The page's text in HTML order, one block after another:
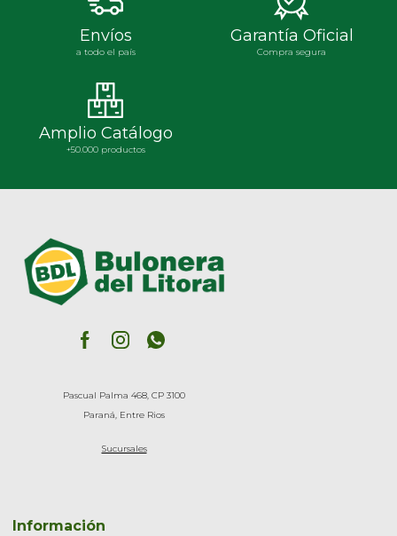
Envíos
a todo el país
Garantía Oficial
Compra segura
Amplio Catálogo
+50.000 productos
Pascual Palma 468, CP 3100
Paraná, Entre Rios
Sucursales
Información